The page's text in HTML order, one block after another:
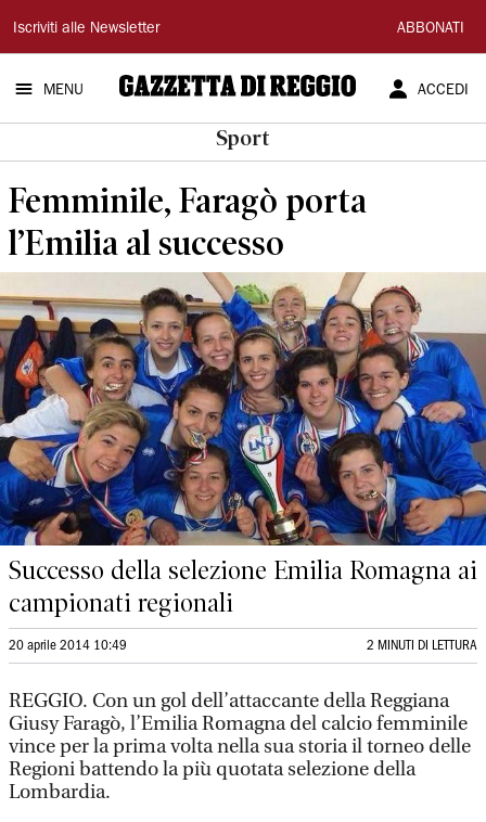
Gazzetta
di
Reggio
Iscriviti alle Newsletter ABBONATI
MENU ACCEDI
Sport
Femminile, Faragò porta
l’Emilia al successo
Successo della selezione Emilia Romagna ai
campionati regionali
20 aprile 2014 10:49 2 MINUTI DI LETTURA
REGGIO. Con un gol dell’attaccante della Reggiana
Giusy Faragò, l’Emilia Romagna del calcio femminile
vince per la prima volta nella sua storia il torneo delle
Regioni battendo la più quotata selezione della
Lombardia.